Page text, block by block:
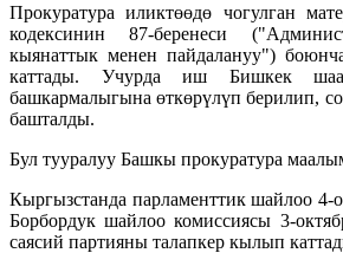
Прокуратура иликтөөдө чогулган
кодексинин 87-беренеси
кыянаттык менен пайдалануу")
каттады. Учурда иш Бишкек
башкармалыгына өткөрүлүп берилип,
башталды.
Бул тууралуу Башкы прокуратура
Кыргызстанда парламенттик шайлоо 4-
Борбордук шайлоо комиссиясы 3-
саясий партияны талапкер кылып